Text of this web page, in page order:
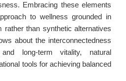
Embracing these elements
to wellness grounded in
rather than synthetic alternatives
about the interconnectedness
long-term vitality, natural
tools for achieving balanced